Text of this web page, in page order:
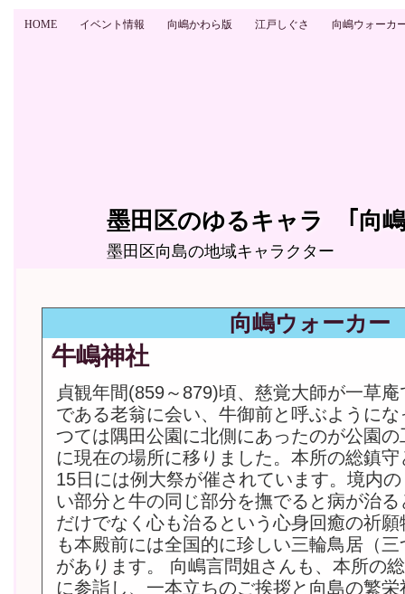
HOME イベント情報 向嶋かわら版 江戸しぐさ 向嶋ウォーカ
墨田区のゆるキャラ ｢向
墨田区向島の地域キャラクター
向嶋ウォーカー
牛嶋神社
貞観年間(859～879)頃、慈覚大師が一草
である老翁に会い、牛御前と呼ぶように
つては隅田公園に北側にあったのが公園
に現在の場所に移りました。本所の総鎮
15日には例大祭が催されています。境内
い部分と牛の同じ部分を撫でると病が治
だけでなく心も治るという心身回癒の祈
も本殿前には全国的に珍しい三輪鳥居（
があります。 向嶋言問姐さんも、本所の
に参詣し、一本立ちのご挨拶と向島の繁